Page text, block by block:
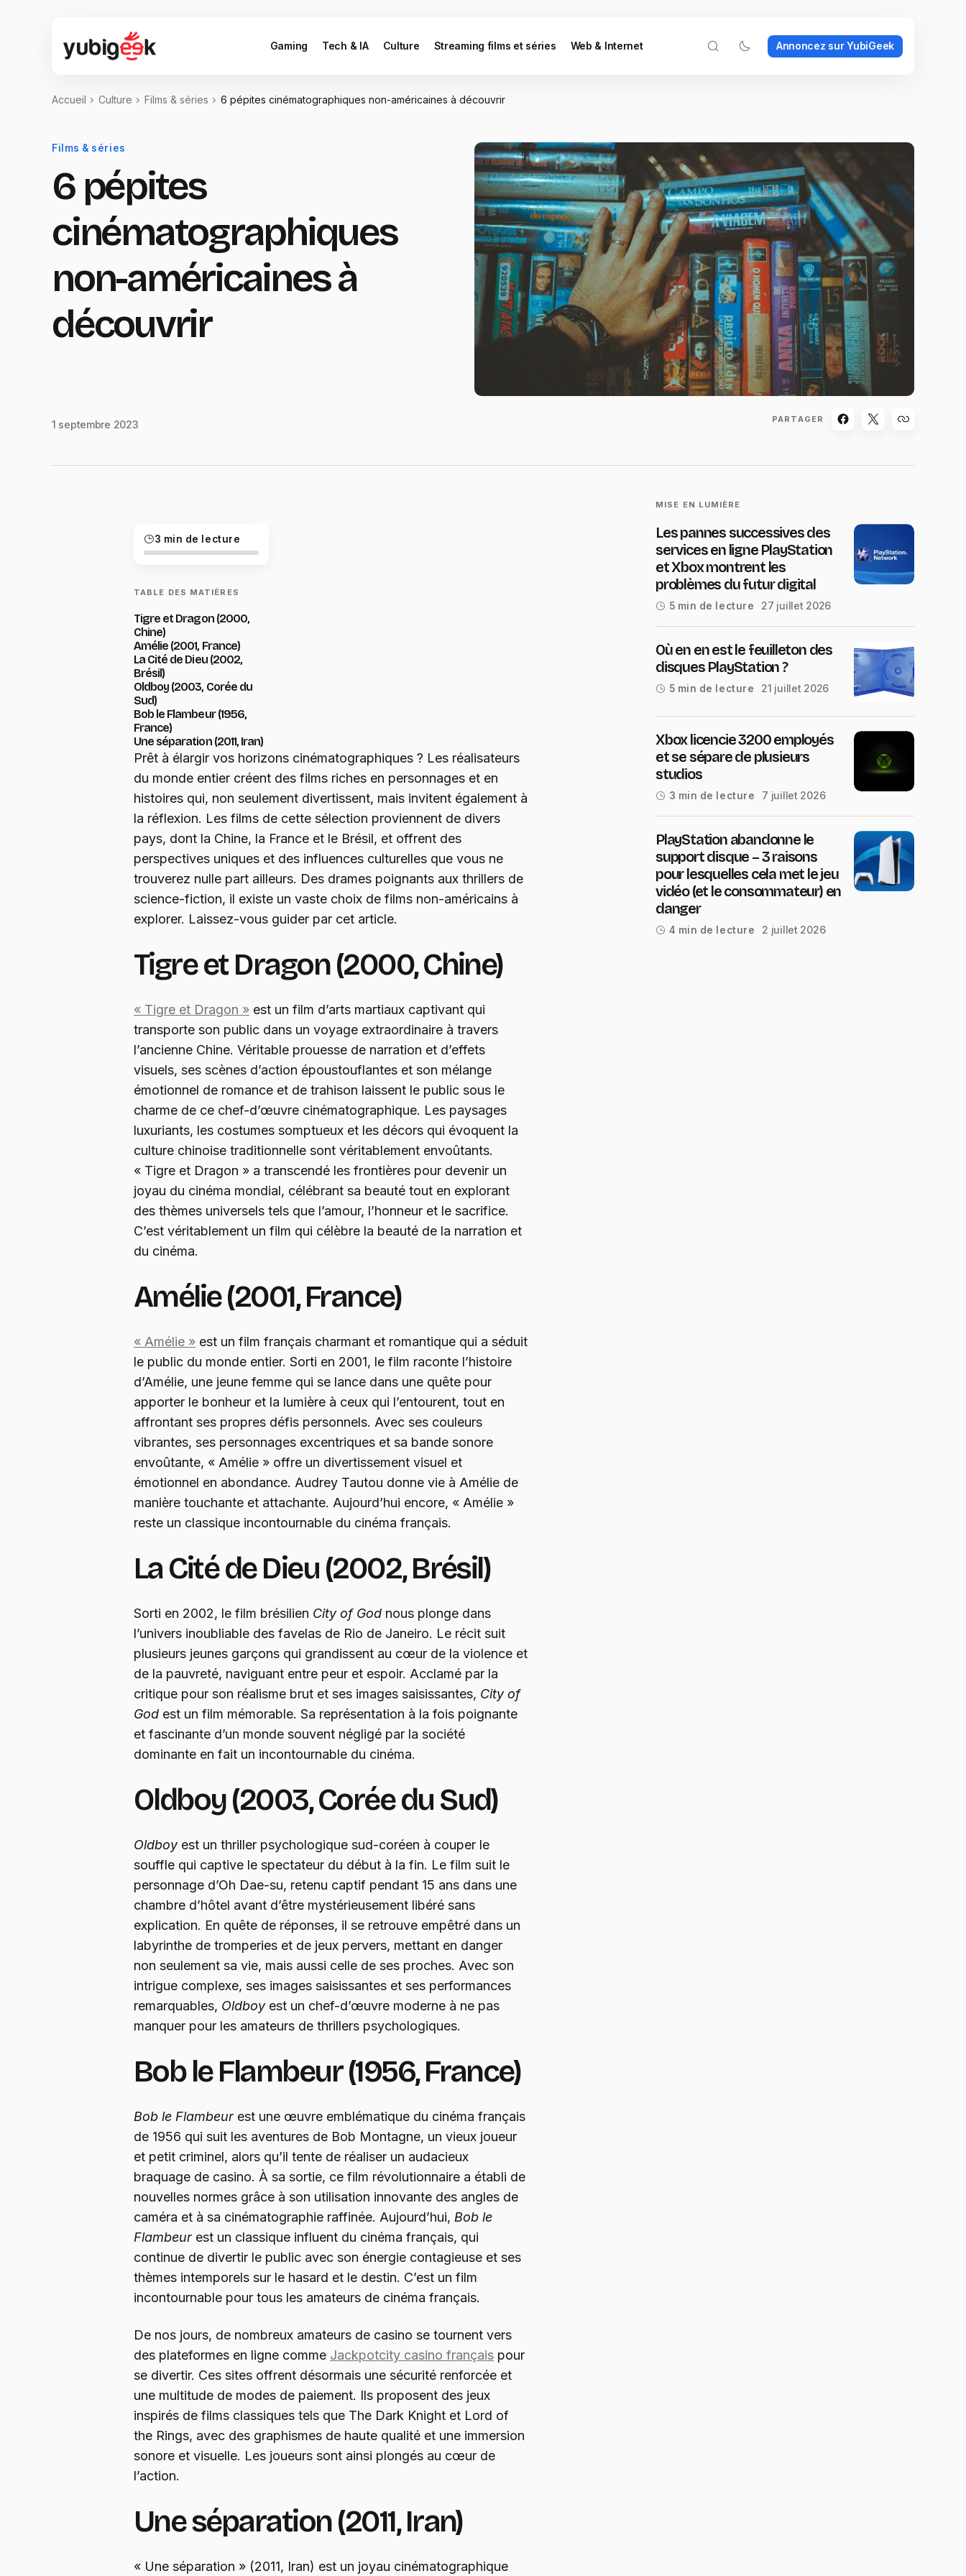
Gaming Tech & IA Culture Streaming films et séries Web & Internet Annoncez sur YubiGeek
Accueil Culture Films & séries 6 pépites cinématographiques non-américaines à découvrir
Films & séries
6 pépites
cinématographiques
non-américaines à
découvrir
1 septembre 2023 PARTAGER
3 min de lecture
TABLE DES MATIÈRES
Tigre et Dragon (2000,
Chine)
Amélie (2001, France)
La Cité de Dieu (2002,
Brésil)
Oldboy (2003, Corée du
Sud)
Bob le Flambeur (1956,
France)
Une séparation (2011, Iran)
Prêt à élargir vos horizons cinématographiques ? Les réalisateurs
du monde entier créent des films riches en personnages et en
histoires qui, non seulement divertissent, mais invitent également à
la réflexion. Les films de cette sélection proviennent de divers
pays, dont la Chine, la France et le Brésil, et offrent des
perspectives uniques et des influences culturelles que vous ne
trouverez nulle part ailleurs. Des drames poignants aux thrillers de
science-fiction, il existe un vaste choix de films non-américains à
explorer. Laissez-vous guider par cet article.
Tigre et Dragon (2000, Chine)
« Tigre et Dragon » est un film d’arts martiaux captivant qui
transporte son public dans un voyage extraordinaire à travers
l’ancienne Chine. Véritable prouesse de narration et d’effets
visuels, ses scènes d’action époustouflantes et son mélange
émotionnel de romance et de trahison laissent le public sous le
charme de ce chef-d’œuvre cinématographique. Les paysages
luxuriants, les costumes somptueux et les décors qui évoquent la
culture chinoise traditionnelle sont véritablement envoûtants.
« Tigre et Dragon » a transcendé les frontières pour devenir un
joyau du cinéma mondial, célébrant sa beauté tout en explorant
des thèmes universels tels que l’amour, l’honneur et le sacrifice.
C’est véritablement un film qui célèbre la beauté de la narration et
du cinéma.
Amélie (2001, France)
« Amélie » est un film français charmant et romantique qui a séduit
le public du monde entier. Sorti en 2001, le film raconte l’histoire
d’Amélie, une jeune femme qui se lance dans une quête pour
apporter le bonheur et la lumière à ceux qui l’entourent, tout en
affrontant ses propres défis personnels. Avec ses couleurs
vibrantes, ses personnages excentriques et sa bande sonore
envoûtante, « Amélie » offre un divertissement visuel et
émotionnel en abondance. Audrey Tautou donne vie à Amélie de
manière touchante et attachante. Aujourd’hui encore, « Amélie »
reste un classique incontournable du cinéma français.
La Cité de Dieu (2002, Brésil)
Sorti en 2002, le film brésilien City of God nous plonge dans
l’univers inoubliable des favelas de Rio de Janeiro. Le récit suit
plusieurs jeunes garçons qui grandissent au cœur de la violence et
de la pauvreté, naviguant entre peur et espoir. Acclamé par la
critique pour son réalisme brut et ses images saisissantes, City of
God est un film mémorable. Sa représentation à la fois poignante
et fascinante d’un monde souvent négligé par la société
dominante en fait un incontournable du cinéma.
Oldboy (2003, Corée du Sud)
Oldboyest un thriller psychologique sud-coréen à couper le
souffle qui captive le spectateur du début à la fin. Le film suit le
personnage d’Oh Dae-su, retenu captif pendant 15 ans dans une
chambre d’hôtel avant d’être mystérieusement libéré sans
explication. En quête de réponses, il se retrouve empêtré dans un
labyrinthe de tromperies et de jeux pervers, mettant en danger
non seulement sa vie, mais aussi celle de ses proches. Avec son
intrigue complexe, ses images saisissantes et ses performances
remarquables, Oldboyest un chef-d’œuvre moderne à ne pas
manquer pour les amateurs de thrillers psychologiques.
Bob le Flambeur (1956, France)
Bob le Flambeurest une œuvre emblématique du cinéma français
de 1956 qui suit les aventures de Bob Montagne, un vieux joueur
et petit criminel, alors qu’il tente de réaliser un audacieux
braquage de casino. À sa sortie, ce film révolutionnaire a établi de
nouvelles normes grâce à son utilisation innovante des angles de
caméra et à sa cinématographie raffinée. Aujourd’hui, Bob le
Flambeurest un classique influent du cinéma français, qui
continue de divertir le public avec son énergie contagieuse et ses
thèmes intemporels sur le hasard et le destin. C’est un film
incontournable pour tous les amateurs de cinéma français.
De nos jours, de nombreux amateurs de casino se tournent vers
des plateformes en ligne comme Jackpotcity casino français pour
se divertir. Ces sites offrent désormais une sécurité renforcée et
une multitude de modes de paiement. Ils proposent des jeux
inspirés de films classiques tels que The Dark Knight et Lord of
the Rings, avec des graphismes de haute qualité et une immersion
sonore et visuelle. Les joueurs sont ainsi plongés au cœur de
l’action.
Une séparation (2011, Iran)
« Une séparation » (2011, Iran) est un joyau cinématographique
MISE EN LUMIÈRE
Les pannes successives des
services en ligne PlayStation
et Xbox montrent les
problèmes du futur digital
5 min de lecture 27 juillet 2026
Où en en est le feuilleton des
disques PlayStation ?
5 min de lecture 21 juillet 2026
Xbox licencie 3200 employés
et se sépare de plusieurs
studios
3 min de lecture 7 juillet 2026
PlayStation abandonne le
support disque – 3 raisons
pour lesquelles cela met le jeu
vidéo (et le consommateur) en
danger
4 min de lecture 2 juillet 2026